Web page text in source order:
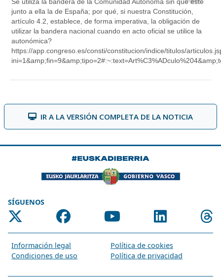
IR A LA VERSIÓN COMPLETA DE LA NOTICIA
SÍGUENOS
Información legal
Política de cookies
Condiciones de uso
Política de privacidad